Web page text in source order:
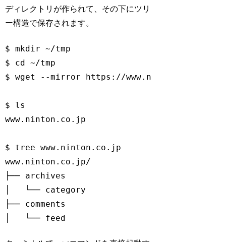
ディレクトリが作られて、その下にツリ
ー構造で保存されます。
$ mkdir ~/tmp
$ cd ~/tmp
$ wget --mirror https: //www.ninton.co.jp
$ ls
www.ninton.co.jp
$ tree www.ninton.co.jp
www.ninton.co.jp/
├── archives
│   └── category
├── comments